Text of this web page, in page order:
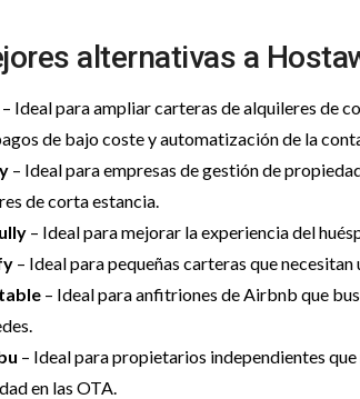
alternativas a
– Ideal para ampliar carteras de alquileres de
de bajo coste y automatización de la
– Ideal para empresas de gestión de
de corta estancia.
– Ideal para mejorar la experiencia del
– Ideal para pequeñas carteras que
– Ideal para anfitriones de Airbnb que
– Ideal para propietarios independientes
en las OTA.